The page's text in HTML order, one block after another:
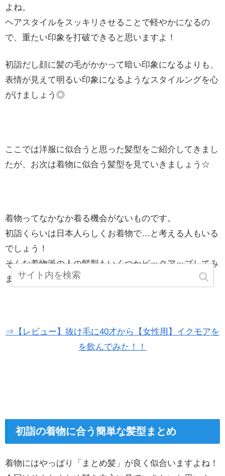
よね。
ヘアスタイルをスッキリさせることで軽やかになるの
で、重たい印象を打破できると思いますよ！
初詣だし顔に髪の毛がかかって暗い印象になるよりも、
表情が見えて明るい印象になるようなスタイルングを心
がけましょう◎
ここでは洋服に似合うと思った髪型をご紹介してきまし
たが、お次は着物に似合う髪型を見ていきましょう☆
着物ってなかなか着る機会がないものです。
初詣くらいは日本人らしくお着物で…と考える人もいる
でしょう！
そんな着物派の人の髪型もいくつかピックアップしてみ
ましたよ◎
⇒【レビュー】抜け毛に40才から【女性用】イクモアを
を飲んでみた！！
初詣の着物に合う簡単な髪型まとめ
着物にはやっぱり「まとめ髪」が良く似合いますよね！